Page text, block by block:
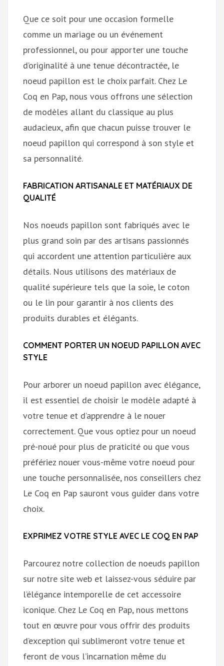
Que ce soit pour une occasion formelle
comme un mariage ou un événement
professionnel, ou pour apporter une touche
d’originalité à une tenue décontractée, le
noeud papillon est le choix parfait. Chez Le
Coq en Pap, nous vous offrons une sélection
de modèles allant du classique au plus
audacieux, afin que chacun puisse trouver le
noeud papillon qui correspond à son style et
sa personnalité.
FABRICATION ARTISANALE ET MATÉRIAUX DE
QUALITÉ
Nos noeuds papillon sont fabriqués avec le
plus grand soin par des artisans passionnés
qui accordent une attention particulière aux
détails. Nous utilisons des matériaux de
qualité supérieure tels que la soie, le coton
ou le lin pour garantir à nos clients des
produits durables et élégants.
COMMENT PORTER UN NOEUD PAPILLON AVEC
STYLE
Pour arborer un noeud papillon avec élégance,
il est essentiel de choisir le modèle adapté à
votre tenue et d’apprendre à le nouer
correctement. Que vous optiez pour un noeud
pré-noué pour plus de praticité ou que vous
préfériez nouer vous-même votre noeud pour
une touche personnalisée, nos conseillers chez
Le Coq en Pap sauront vous guider dans votre
choix.
EXPRIMEZ VOTRE STYLE AVEC LE COQ EN PAP
Parcourez notre collection de noeuds papillon
sur notre site web et laissez-vous séduire par
l’élégance intemporelle de cet accessoire
iconique. Chez Le Coq en Pap, nous mettons
tout en œuvre pour vous offrir des produits
d’exception qui sublimeront votre tenue et
feront de vous l’incarnation même du